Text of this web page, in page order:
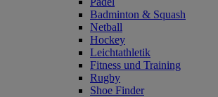
Badminton & Squash
Netball
Hockey
Leichtathletik
Fitness und Training
Rugby
Shoe Finder